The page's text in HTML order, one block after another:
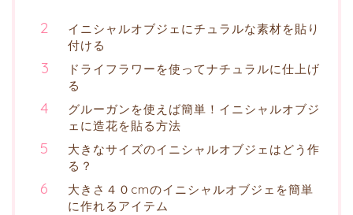
イニシャルオブジェにチュラルな素材を貼り
付ける
ドライフラワーを使ってナチュラルに仕上げ
る
グルーガンを使えば簡単！イニシャルオブジ
ェに造花を貼る方法
大きなサイズのイニシャルオブジェはどう作
る？
大きさ４０cmのイニシャルオブジェを簡単
に作れるアイテム